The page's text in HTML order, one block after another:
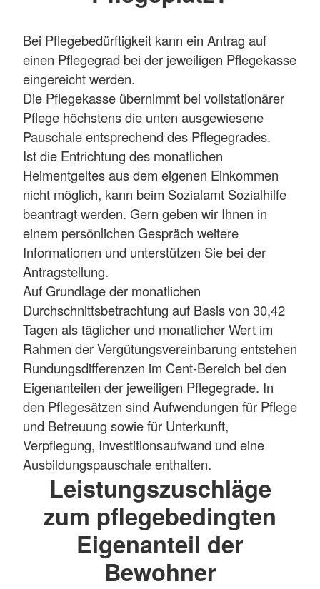
Bei Pflegebedürftigkeit kann ein Antrag auf
einen Pflegegrad bei der jeweiligen Pflegekasse
eingereicht werden.
Die Pflegekasse übernimmt bei vollstationärer
Pflege höchstens die unten ausgewiesene
Pauschale entsprechend des Pflegegrades.
Ist die Entrichtung des monatlichen
Heimentgeltes aus dem eigenen Einkommen
nicht möglich, kann beim Sozialamt Sozialhilfe
beantragt werden. Gern geben wir Ihnen in
einem persönlichen Gespräch weitere
Informationen und unterstützen Sie bei der
Antragstellung.
Auf Grundlage der monatlichen
Durchschnittsbetrachtung auf Basis von 30,42
Tagen als täglicher und monatlicher Wert im
Rahmen der Vergütungsvereinbarung entstehen
Rundungsdifferenzen im Cent-Bereich bei den
Eigenanteilen der jeweiligen Pflegegrade. In
den Pflegesätzen sind Aufwendungen für Pflege
und Betreuung sowie für Unterkunft,
Verpflegung, Investitionsaufwand und eine
Ausbildungspauschale enthalten.
Leistungszuschläge
zum pflegebedingten
Eigenanteil der
Bewohner